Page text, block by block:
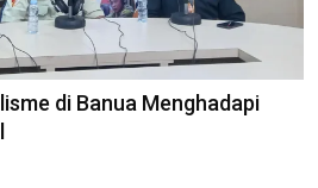
di Banua Menghadapi